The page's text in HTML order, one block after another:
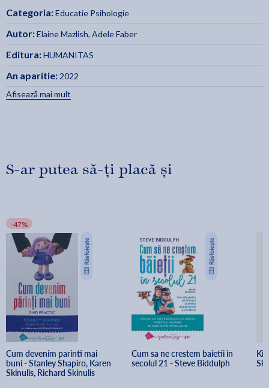
sa-si gestioneze emotiile, cum sa evitam comparatiile intre
frati si mai ales cum sa-i calauzim spre a-si rezolva singuri
neintelegerile si a-si construi o relatie armonioasa pentru tot
restul vietii.
Traducere din limba engleza de Andreea Calin.
Categoria:Educatie Psihologie
Autor:Elaine Mazlish, Adele Faber
Editura:HUMANITAS
An aparitie: 2022
Afisează mai mult
S-ar putea să-ți placă și
-47%
Cum devenim parinti mai
buni - Stanley Shapiro, Karen
Skinulis, Richard Skinulis
Cum sa ne crestem baietii in
secolul 21 - Steve Biddulph